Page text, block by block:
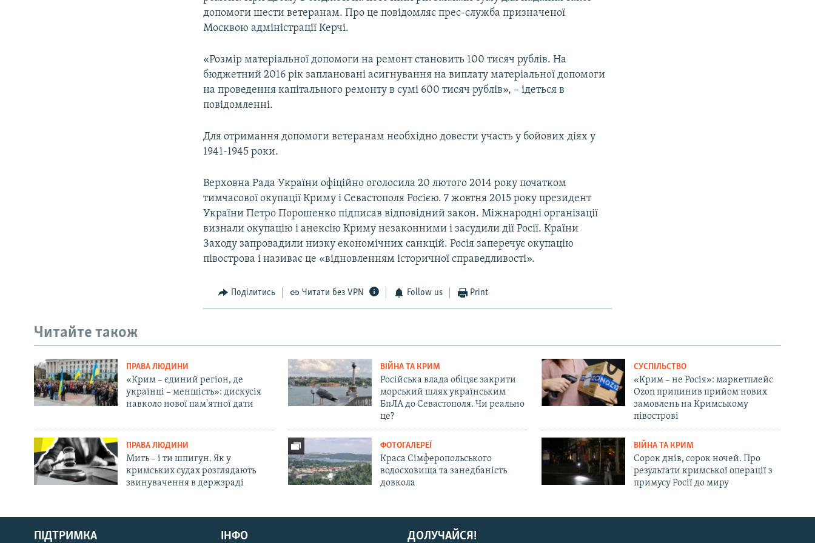
Русский
Qırımtatar
допомоги шести ветеранам. Про це повідомляє прес-служба призначеної
Москвою адміністрації Керчі.
«Розмір матеріальної допомоги на ремонт становить 100 тисяч рублів. На
бюджетний 2016 рік заплановані асигнування на виплату матеріальної допомоги
на проведення капітального ремонту в сумі 600 тисяч рублів», – ідеться в
повідомленні.
Для отримання допомоги ветеранам необхідно довести участь у бойових діях у
1941-1945 роки.
Верховна Рада України офіційно оголосила 20 лютого 2014 року початком
тимчасової окупації Криму і Севастополя Росією. 7 жовтня 2015 року президент
України Петро Порошенко підписав відповідний закон. Міжнародні організації
визнали окупацію і анексію Криму незаконними і засудили дії Росії. Країни
Заходу запровадили низку економічних санкцій. Росія заперечує окупацію
півострова і називає це «відновленням історичної справедливості».
Поділитись Читати без VPN Follow us Print
Читайте також
ПРАВА ЛЮДИНИ
«Крим – єдиний регіон, де
українці – меншість»: дискусія
навколо нової пам'ятної дати
ВІЙНА ТА КРИМ
Російська влада обіцяє закрити
морський шлях українським
БпЛА до Севастополя. Чи реально
це?
СУСПІЛЬСТВО
«Крим – не Росія»: маркетплейс
Ozon припинив прийом нових
замовлень на Кримському
півострові
ПРАВА ЛЮДИНИ
Мить – і ти шпигун. Як у
кримських судах розглядають
звинувачення в держзраді
ФОТОГАЛЕРЕЇ
Краса Сімферопольського
водосховища та занедбаність
довкола
ВІЙНА ТА КРИМ
Сорок днів, сорок ночей. Про
результати кримської операції з
примусу Росії до миру
ДОЛУЧАЙСЯ!
ПІДТРИМКА ІНФО